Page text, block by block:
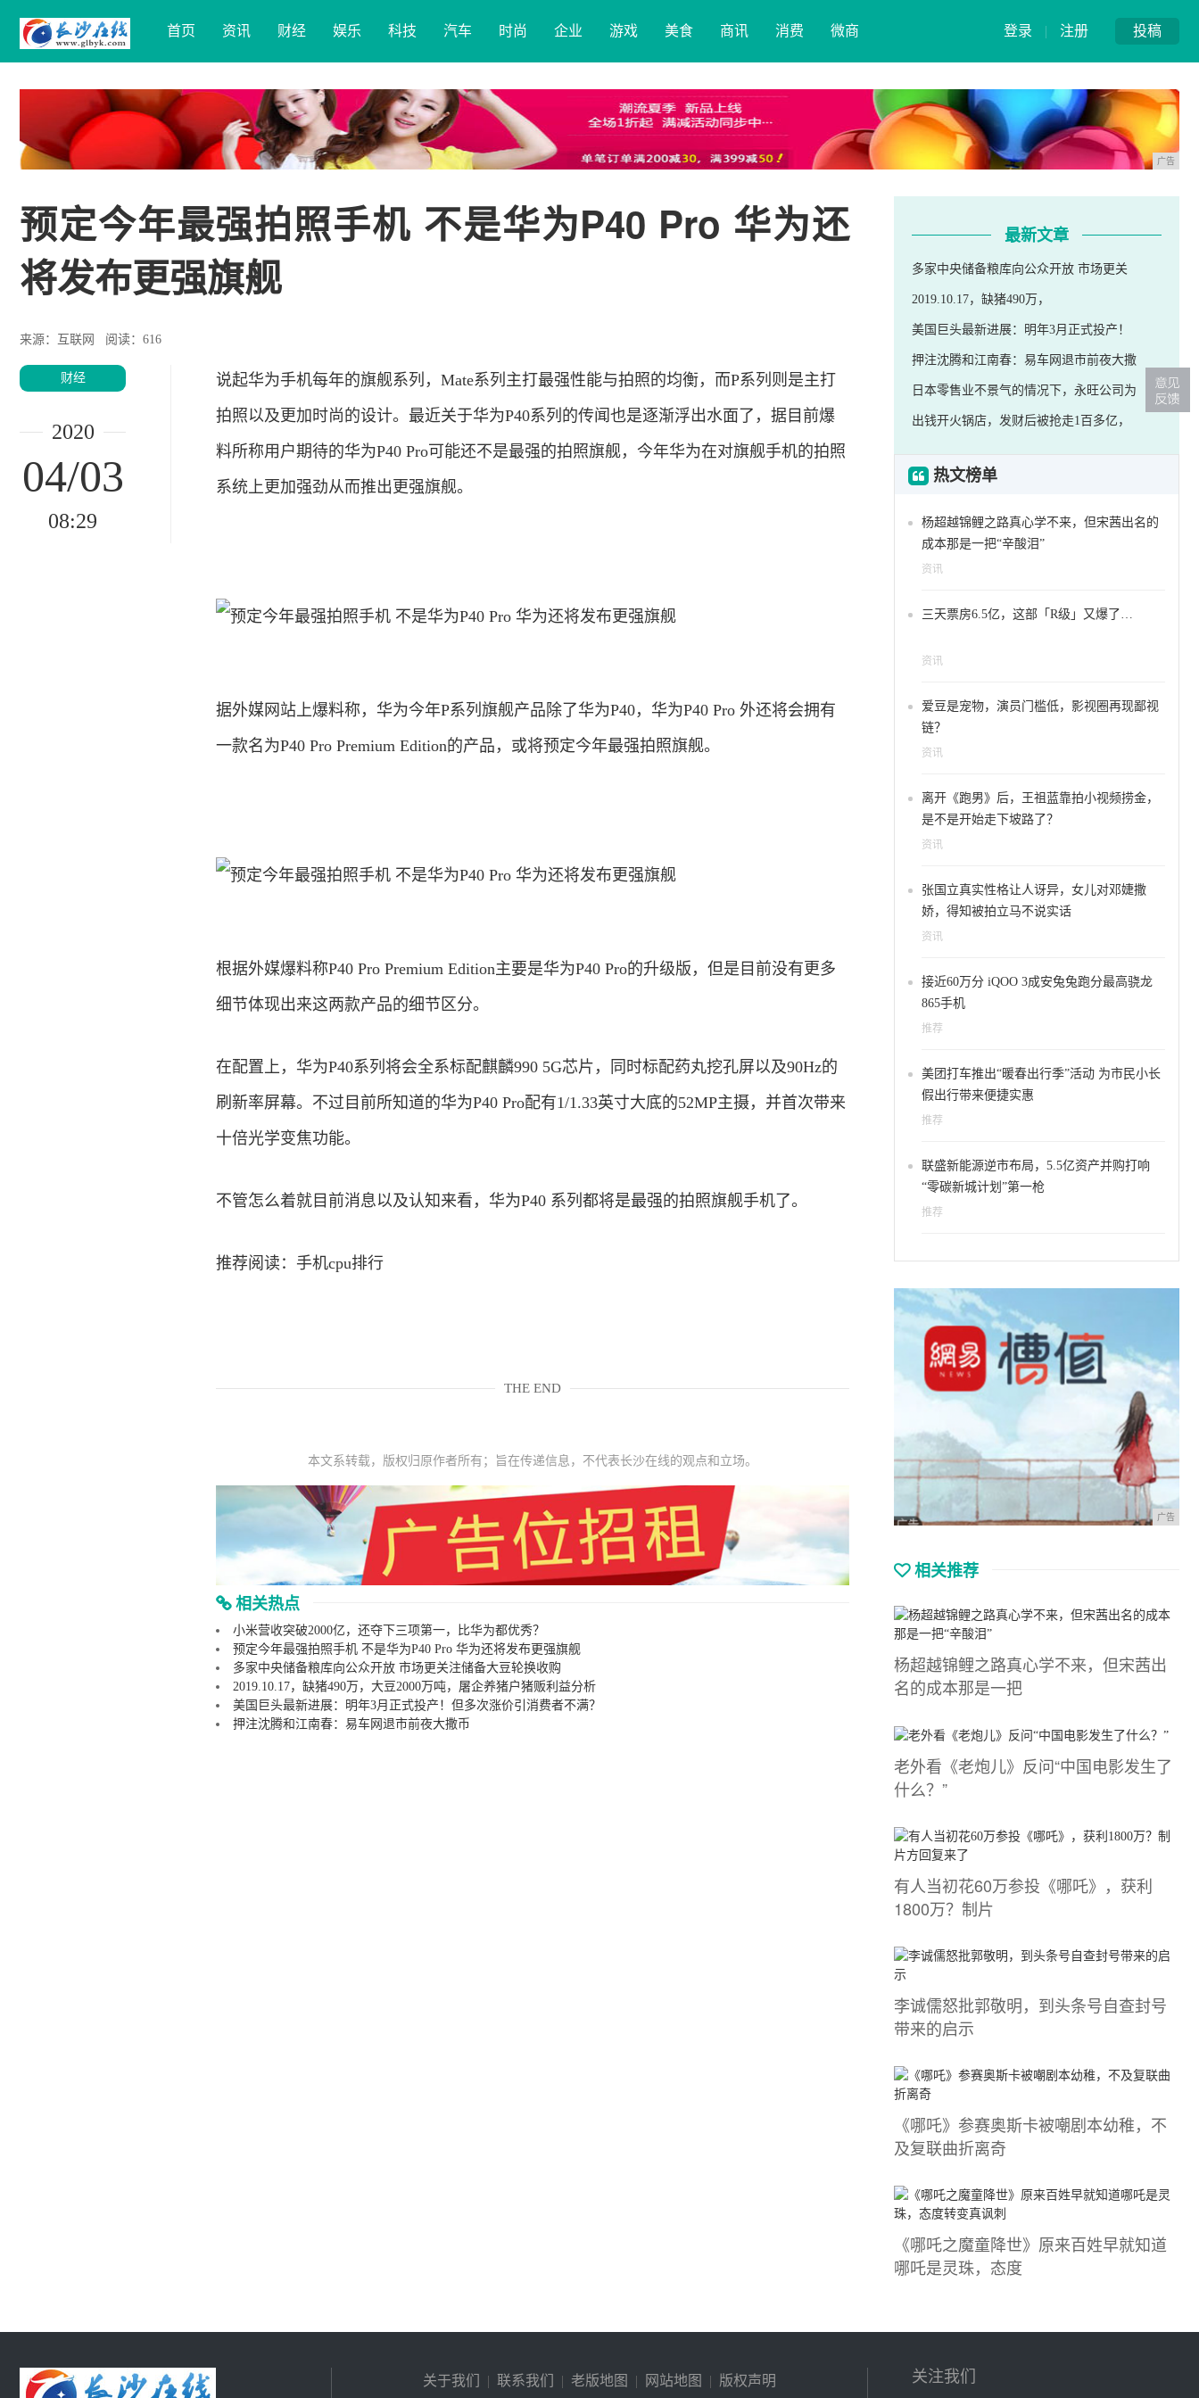
投稿
登录 | 注册
首页 资讯 财经 娱乐 科技 汽车 时尚 企业 游戏 美食 商讯 消费 微商
广告
预定今年最强拍照手机 不是华为P40 Pro 华为还
将发布更强旗舰
来源：互联网 阅读：616
财经
2020
04/03
08:29
说起华为手机每年的旗舰系列，Mate系列主打最强性能与拍照的均衡，而P系列则是主打
拍照以及更加时尚的设计。最近关于华为P40系列的传闻也是逐渐浮出水面了，据目前爆
料所称用户期待的华为P40 Pro可能还不是最强的拍照旗舰，今年华为在对旗舰手机的拍照
系统上更加强劲从而推出更强旗舰。
据外媒网站上爆料称，华为今年P系列旗舰产品除了华为P40，华为P40 Pro 外还将会拥有
一款名为P40 Pro Premium Edition的产品，或将预定今年最强拍照旗舰。
根据外媒爆料称P40 Pro Premium Edition主要是华为P40 Pro的升级版，但是目前没有更多
细节体现出来这两款产品的细节区分。
在配置上，华为P40系列将会全系标配麒麟990 5G芯片，同时标配药丸挖孔屏以及90Hz的
刷新率屏幕。不过目前所知道的华为P40 Pro配有1/1.33英寸大底的52MP主摄，并首次带来
十倍光学变焦功能。
不管怎么着就目前消息以及认知来看，华为P40 系列都将是最强的拍照旗舰手机了。
推荐阅读： 手机cpu排行
THE END
本文系转载，版权归原作者所有；旨在传递信息，不代表长沙在线的观点和立场。
相关热点
小米营收突破2000亿，还夺下三项第一，比华为都优秀？
预定今年最强拍照手机 不是华为P40 Pro 华为还将发布更强旗舰
多家中央储备粮库向公众开放 市场更关注储备大豆轮换收购
2019.10.17，缺猪490万，大豆2000万吨，屠企养猪户猪贩利益分析
美国巨头最新进展：明年3月正式投产！但多次涨价引消费者不满？
押注沈腾和江南春：易车网退市前夜大撒币
最新文章
多家中央储备粮库向公众开放 市场更关
2019.10.17，缺猪490万，
美国巨头最新进展：明年3月正式投产！
押注沈腾和江南春：易车网退市前夜大撒
日本零售业不景气的情况下，永旺公司为
出钱开火锅店，发财后被抢走1百多亿，
热文榜单
杨超越锦鲤之路真心学不来，但宋茜出名的
成本那是一把“辛酸泪”
资讯
三天票房6.5亿，这部「R级」又爆了…
资讯
爱豆是宠物，演员门槛低，影视圈再现鄙视
链？
资讯
离开《跑男》后，王祖蓝靠拍小视频捞金，
是不是开始走下坡路了？
资讯
张国立真实性格让人讶异，女儿对邓婕撒
娇，得知被拍立马不说实话
资讯
接近60万分 iQOO 3成安兔兔跑分最高骁龙
865手机
推荐
美团打车推出“暖春出行季”活动 为市民小长
假出行带来便捷实惠
推荐
联盛新能源逆市布局，5.5亿资产并购打响
“零碳新城计划”第一枪
推荐
广告
相关推荐
杨超越锦鲤之路真心学不来，但宋茜出
名的成本那是一把
老外看《老炮儿》反问“中国电影发生了
什么？”
有人当初花60万参投《哪吒》，获利
1800万？制片
李诚儒怒批郭敬明，到头条号自查封号
带来的启示
《哪吒》参赛奥斯卡被嘲剧本幼稚，不
及复联曲折离奇
《哪吒之魔童降世》原来百姓早就知道
哪吒是灵珠，态度
关于我们 | 联系我们 | 老版地图 | 网站地图 | 版权声明 关注我们